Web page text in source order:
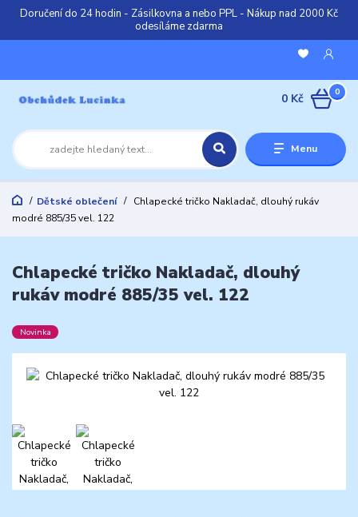
Doručení do 24 hodin - Zásilkovna a nebo PPL - Nákup nad 2000 Kč
odesíláme zdarma
Menu
0
0 Kč
Dětské oblečení
Chlapecké tričko Nakladač, dlouhý rukáv
modré 885/35 vel. 122
Chlapecké tričko Nakladač, dlouhý
rukáv modré 885/35 vel. 122
Novinka